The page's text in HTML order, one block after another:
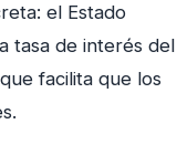
el Estado
tasa de interés del
facilita que los